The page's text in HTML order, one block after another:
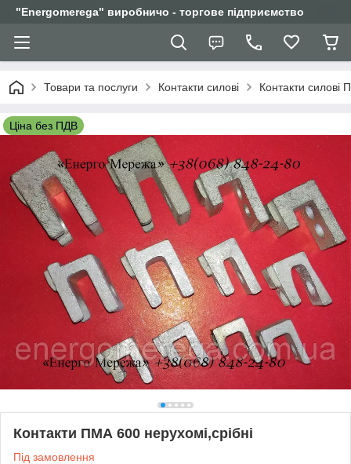
"Еnergomerega" виробничо - торгове підприємство
Товари та послуги Контакти силові Контакти силові
Ціна без ПДВ
Контакти ПМА 600 нерухомі,срібні
Під замовлення